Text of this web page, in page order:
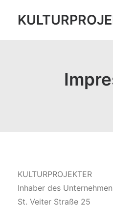
KULTURPROJEKTER
Inhaber des
St. Veiter Straße 25